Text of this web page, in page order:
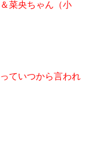
菜央ちゃん（小
ていつから言われ